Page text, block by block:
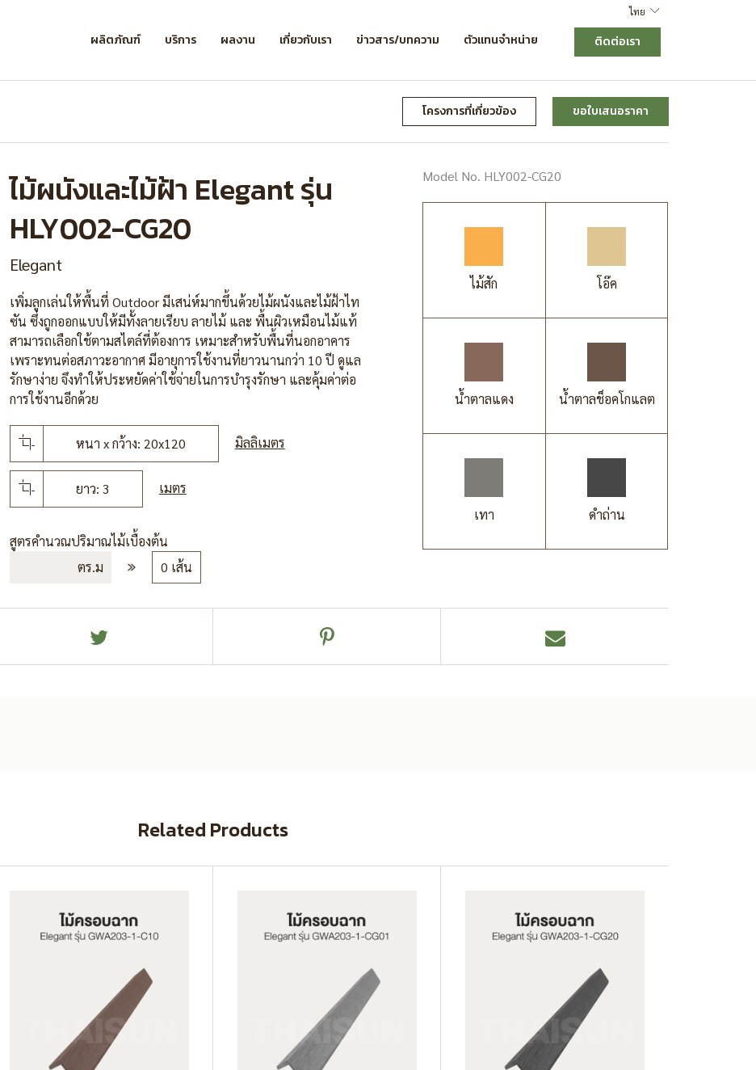
ไทย
ติดต่อเรา
ผลิตภัณฑ์ บริการ ผลงาน เกี่ยวกับเรา ข่าวสาร/บทความ ตัวแทนจำหน่าย
ขอใบเสนอราคา
โครงการที่เกี่ยวข้อง
ไม้ผนังและไม้ฝ้า Elegant รุ่น
HLY002-CG20
Elegant
เพิ่มลูกเล่นให้พื้นที่ Outdoor มีเสน่ห์มากขึ้นด้วยไม้ผนังและไม้ฝ้าไท
ซัน ซึ่งถูกออกแบบให้มีทั้งลายเรียบ ลายไม้ และ พื้นผิวเหมือนไม้แท้
สามารถเลือกใช้ตามสไตล์ที่ต้องการ เหมาะสำหรับพื้นที่นอกอาคาร
เพราะทนต่อสภาวะอากาศ มีอายุการใช้งานที่ยาวนานกว่า 10 ปี ดูแล
รักษาง่าย จึงทำให้ประหยัดค่าใช้จ่ายในการบำรุงรักษา และคุ้มค่าต่อ
การใช้งานอีกด้วย
หนา x กว้าง: 20x120 มิลลิเมตร
ยาว: 3 เมตร
สูตรคำนวณปริมาณไม้เบื้องต้น
ตร.ม
0 เส้น
Model No. HLY002-CG20
ไม้สัก โอ๊ค
น้ำตาลแดง น้ำตาลช็อคโกแลต
เทา ดำถ่าน
Related Products